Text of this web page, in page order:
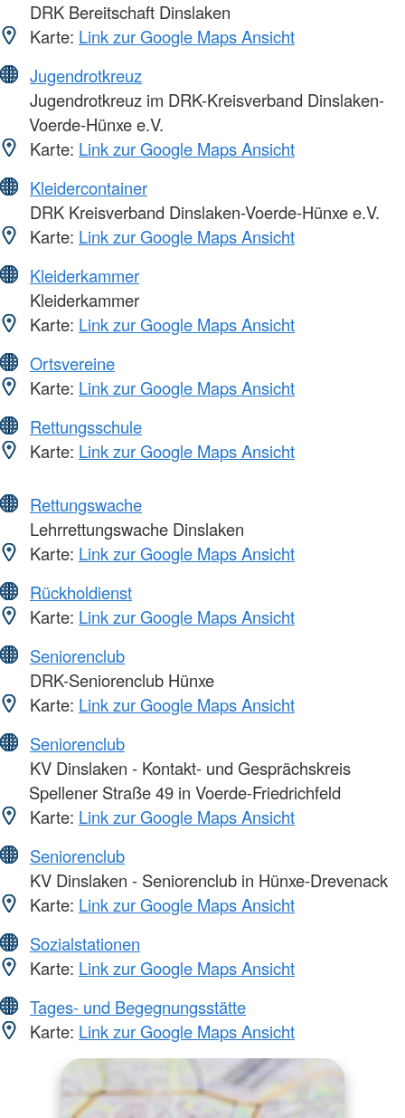
DRK Bereitschaft Dinslaken
Karte: Link zur Google Maps Ansicht
Jugendrotkreuz
Jugendrotkreuz im DRK-Kreisverband Dinslaken-
Voerde-Hünxe e.V.
Karte: Link zur Google Maps Ansicht
Kleidercontainer
DRK Kreisverband Dinslaken-Voerde-Hünxe e.V.
Karte: Link zur Google Maps Ansicht
Kleiderkammer
Kleiderkammer
Karte: Link zur Google Maps Ansicht
Ortsvereine
Karte: Link zur Google Maps Ansicht
Rettungsschule
Karte: Link zur Google Maps Ansicht
Rettungswache
Lehrrettungswache Dinslaken
Karte: Link zur Google Maps Ansicht
Rückholdienst
Karte: Link zur Google Maps Ansicht
Seniorenclub
DRK-Seniorenclub Hünxe
Karte: Link zur Google Maps Ansicht
Seniorenclub
KV Dinslaken - Kontakt- und Gesprächskreis
Spellener Straße 49 in Voerde-Friedrichfeld
Karte: Link zur Google Maps Ansicht
Seniorenclub
KV Dinslaken - Seniorenclub in Hünxe-Drevenack
Karte: Link zur Google Maps Ansicht
Sozialstationen
Karte: Link zur Google Maps Ansicht
Tages- und Begegnungsstätte
Karte: Link zur Google Maps Ansicht